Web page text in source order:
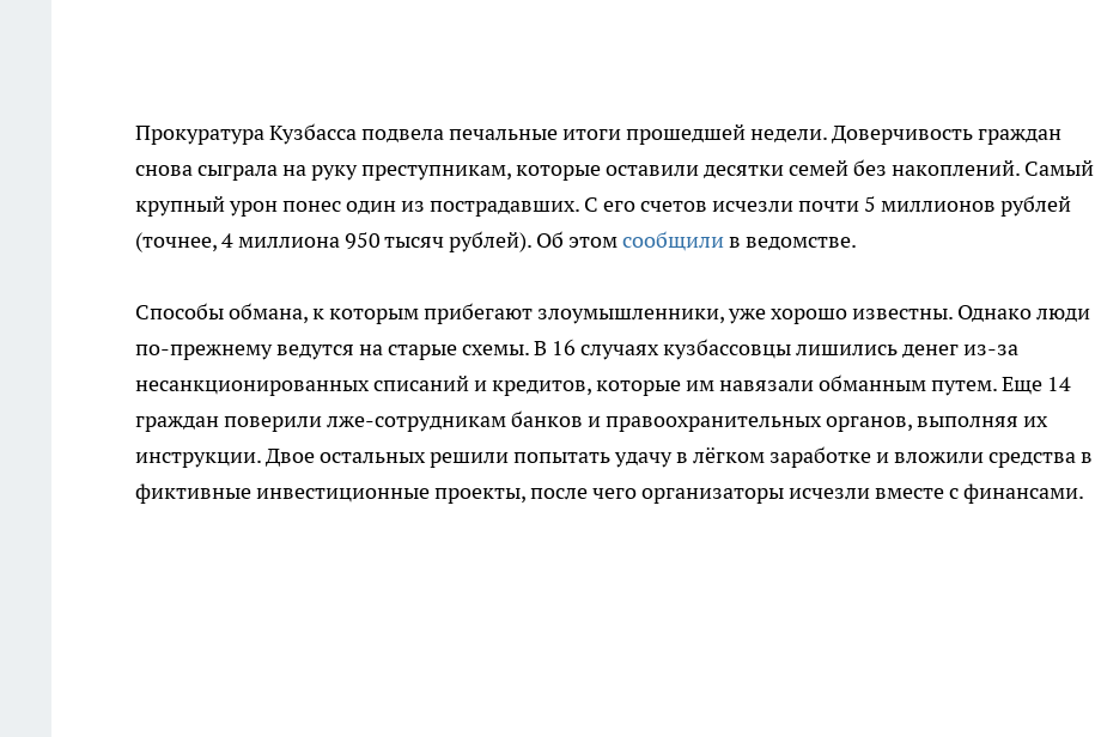
Прокуратура Кузбасса подвела печальные итоги прошедшей недели. Доверчивость граждан
снова сыграла на руку преступникам, которые оставили десятки семей без накоплений. Самый
крупный урон понес один из пострадавших. С его счетов исчезли почти 5 миллионов рублей
(точнее, 4 миллиона 950 тысяч рублей). Об этомсообщилив ведомстве.
Способы обмана, к которым прибегают злоумышленники, уже хорошо известны. Однако люди
по-прежнему ведутся на старые схемы. В 16 случаях кузбассовцы лишились денег из-за
несанкционированных списаний и кредитов, которые им навязали обманным путем. Еще 14
граждан поверили лже-сотрудникам банков и правоохранительных органов, выполняя их
инструкции. Двое остальных решили попытать удачу в лёгком заработке и вложили средства в
фиктивные инвестиционные проекты, после чего организаторы исчезли вместе с финансами.